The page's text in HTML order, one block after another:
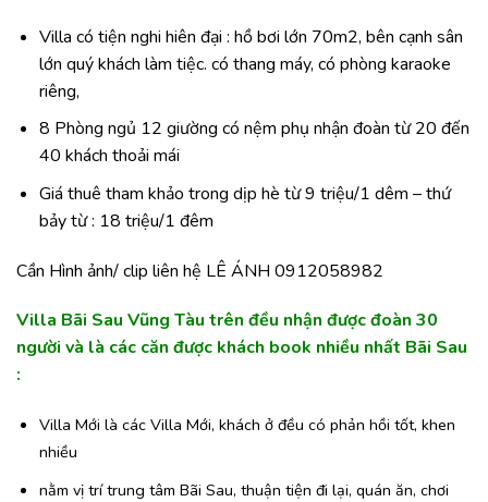
Villa có tiện nghi hiên đại : hồ bơi lớn 70m2, bên cạnh sân
lớn quý khách làm tiệc. có thang máy, có phòng karaoke
riêng,
8 Phòng ngủ 12 giường có nệm phụ nhận đoàn từ 20 đến
40 khách thoải mái
Giá thuê tham khảo trong dịp hè từ 9 triệu/1 dêm – thứ
bảy từ : 18 triệu/1 đêm
Cần Hình ảnh/ clip liên hệ LÊ ÁNH 0912058982
Villa Bãi Sau Vũng Tàu trên đều nhận được đoàn 30
người và là các căn được khách book nhiều nhất Bãi Sau
:
Villa Mới là các Villa Mới, khách ở đều có phản hồi tốt, khen
nhiều
nằm vị trí trung tâm Bãi Sau, thuận tiện đi lại, quán ăn, chơi